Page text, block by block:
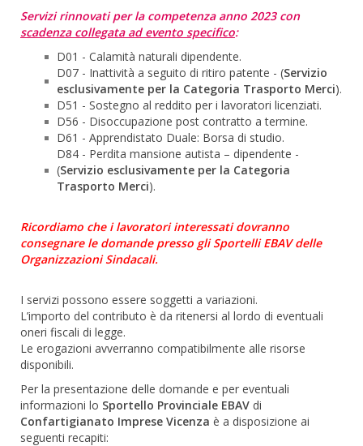
Servizi rinnovati per la competenza anno 2023 con
scadenza collegata ad evento specifico:
D01 - Calamità naturali dipendente.
D07 - Inattività a seguito di ritiro patente - (Servizio
esclusivamente per la Categoria Trasporto Merci).
D51 - Sostegno al reddito per i lavoratori licenziati.
D56 - Disoccupazione post contratto a termine.
D61 - Apprendistato Duale: Borsa di studio.
D84 - Perdita mansione autista – dipendente -
(Servizio esclusivamente per la Categoria
Trasporto Merci).
Ricordiamo che i lavoratori interessati dovranno
consegnare le domande presso gli Sportelli EBAV delle
Organizzazioni Sindacali.
I servizi possono essere soggetti a variazioni.
L’importo del contributo è da ritenersi al lordo di eventuali
oneri fiscali di legge.
Le erogazioni avverranno compatibilmente alle risorse
disponibili.
Per la presentazione delle domande e per eventuali
informazioni lo Sportello Provinciale EBAV di
Confartigianato Imprese Vicenza è a disposizione ai
seguenti recapiti: